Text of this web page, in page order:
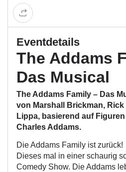
Eventdetails
The Addams
Das Musical
The Addams Family – Das
von Marshall Brickman,
Lippa, basierend auf
Charles Addams.
Die Addams Family ist zurück!
Dieses mal in einer schaurig
Comedy Show. Die Addams